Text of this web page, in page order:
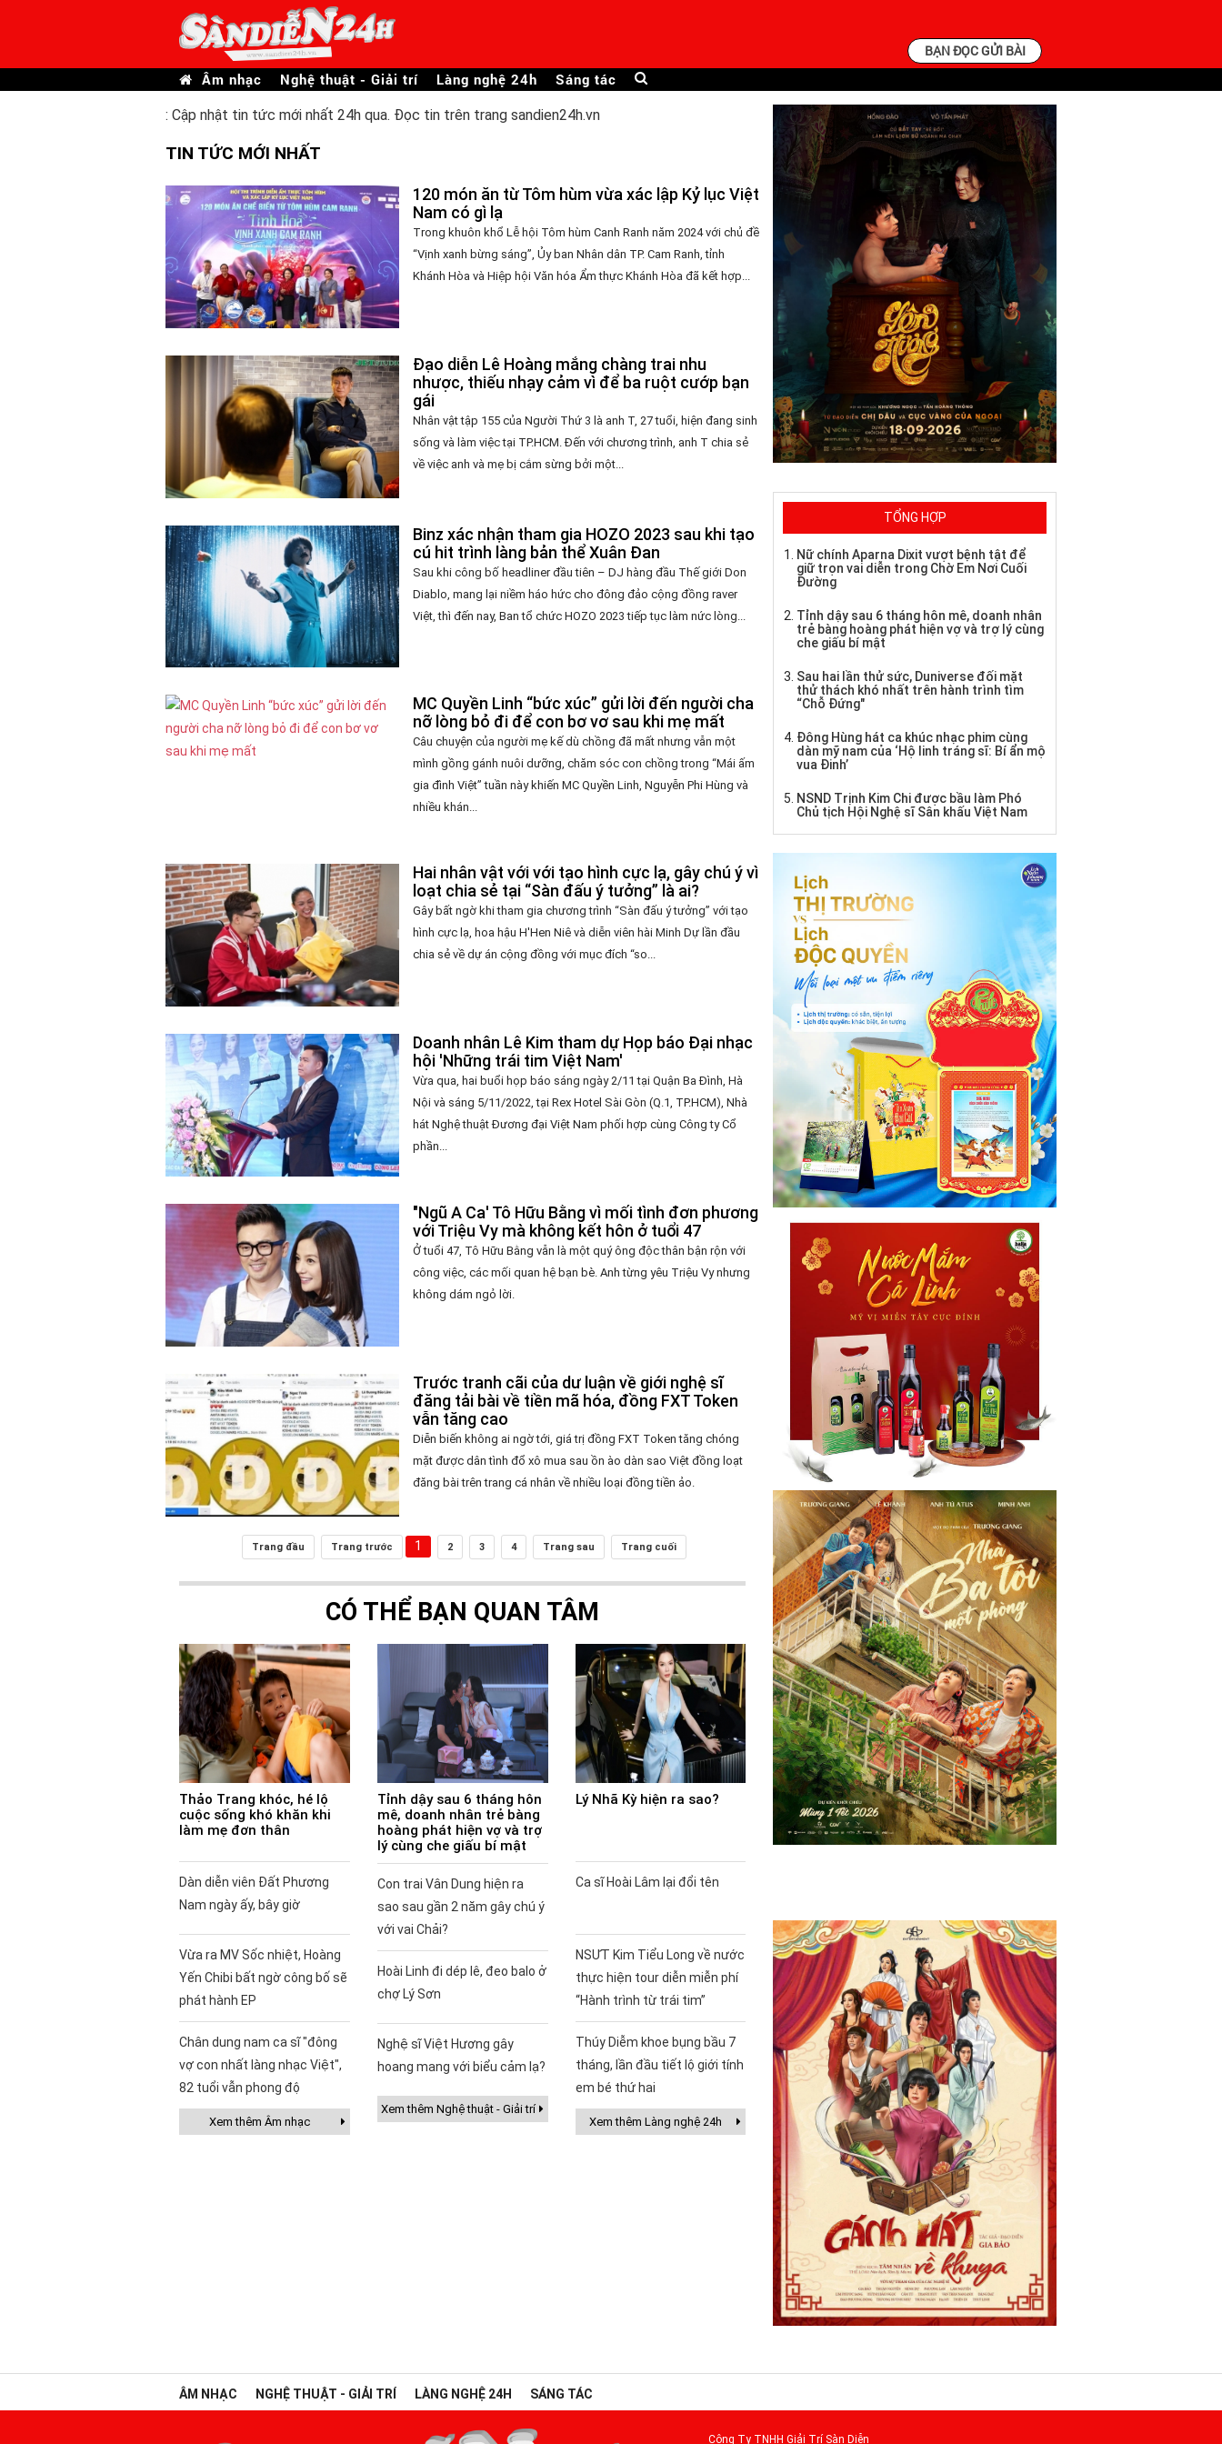
BẠN ĐỌC GỬI BÀI
Âm nhạc Nghệ thuật - Giải trí Làng nghệ 24h Sáng tác
: Cập nhật tin tức mới nhất 24h qua. Đọc tin trên trang sandien24h.vn
TIN TỨC MỚI NHẤT
120 món ăn từ Tôm hùm vừa xác lập Kỷ lục Việt
Nam có gì lạ
Trong khuôn khổ Lễ hội Tôm hùm Canh Ranh năm 2024 với chủ đề
“Vịnh xanh bừng sáng”, Ủy ban Nhân dân TP. Cam Ranh, tỉnh
Khánh Hòa và Hiệp hội Văn hóa Ẩm thực Khánh Hòa đã kết hợp...
Đạo diễn Lê Hoàng mắng chàng trai nhu
nhược, thiếu nhạy cảm vì để ba ruột cướp bạn
gái
Nhân vật tập 155 của Người Thứ 3 là anh T, 27 tuổi, hiện đang sinh
sống và làm việc tại TP.HCM. Đến với chương trình, anh T chia sẻ
về việc anh và mẹ bị cắm sừng bởi một...
Binz xác nhận tham gia HOZO 2023 sau khi tạo
cú hit trình làng bản thể Xuân Đan
Sau khi công bố headliner đầu tiên – DJ hàng đầu Thế giới Don
Diablo, mang lại niềm háo hức cho đông đảo cộng đồng raver
Việt, thì đến nay, Ban tổ chức HOZO 2023 tiếp tục làm nức lòng...
MC Quyền Linh “bức xúc” gửi lời đến người cha
nỡ lòng bỏ đi để con bơ vơ sau khi mẹ mất
Câu chuyện của người mẹ kế dù chồng đã mất nhưng vẫn một
mình gồng gánh nuôi dưỡng, chăm sóc con chồng trong “Mái ấm
gia đình Việt” tuần này khiến MC Quyền Linh, Nguyễn Phi Hùng và
nhiều khán...
Hai nhân vật với với tạo hình cực lạ, gây chú ý vì
loạt chia sẻ tại “Sàn đấu ý tưởng” là ai?
Gây bất ngờ khi tham gia chương trình “Sàn đấu ý tưởng” với tạo
hình cực lạ, hoa hậu H'Hen Niê và diễn viên hài Minh Dự lần đầu
chia sẻ về dự án cộng đồng với mục đích “so...
Doanh nhân Lê Kim tham dự Họp báo Đại nhạc
hội 'Những trái tim Việt Nam'
Vừa qua, hai buổi họp báo sáng ngày 2/11 tại Quận Ba Đình, Hà
Nội và sáng 5/11/2022, tại Rex Hotel Sài Gòn (Q.1, TP.HCM), Nhà
hát Nghệ thuật Đương đại Việt Nam phối hợp cùng Công ty Cổ
phần...
"Ngũ A Ca' Tô Hữu Bằng vì mối tình đơn phương
với Triệu Vy mà không kết hôn ở tuổi 47
Ở tuổi 47, Tô Hữu Bằng vẫn là một quý ông độc thân bận rộn với
công việc, các mối quan hệ bạn bè. Anh từng yêu Triệu Vy nhưng
không dám ngỏ lời.
Trước tranh cãi của dư luận về giới nghệ sĩ
đăng tải bài về tiền mã hóa, đồng FXT Token
vẫn tăng cao
Diễn biến không ai ngờ tới, giá trị đồng FXT Token tăng chóng
mặt được dân tình đổ xô mua sau ồn ào dàn sao Việt đồng loạt
đăng bài trên trang cá nhân về nhiều loại đồng tiền ảo.
Trang đầu Trang trước 1 2 3 4 Trang sau Trang cuối
CÓ THỂ BẠN QUAN TÂM
Thảo Trang khóc, hé lộ
cuộc sống khó khăn khi
làm mẹ đơn thân
Dàn diễn viên Đất Phương
Nam ngày ấy, bây giờ
Vừa ra MV Sốc nhiệt, Hoàng
Yến Chibi bất ngờ công bố sẽ
phát hành EP
Chân dung nam ca sĩ "đông
vợ con nhất làng nhạc Việt",
82 tuổi vẫn phong độ
Xem thêm Âm nhạc
Tỉnh dậy sau 6 tháng hôn
mê, doanh nhân trẻ bàng
hoàng phát hiện vợ và trợ
lý cùng che giấu bí mật
Con trai Vân Dung hiện ra
sao sau gần 2 năm gây chú ý
với vai Chải?
Hoài Linh đi dép lê, đeo balo ở
chợ Lý Sơn
Nghệ sĩ Việt Hương gây
hoang mang với biểu cảm lạ?
Xem thêm Nghệ thuật - Giải trí
Lý Nhã Kỳ hiện ra sao?
Ca sĩ Hoài Lâm lại đổi tên
NSƯT Kim Tiểu Long về nước
thực hiện tour diễn miễn phí
“Hành trình từ trái tim”
Thúy Diễm khoe bụng bầu 7
tháng, lần đầu tiết lộ giới tính
em bé thứ hai
Xem thêm Làng nghệ 24h
TỔNG HỢP
Nữ chính Aparna Dixit vượt bệnh tật để
giữ trọn vai diễn trong Chờ Em Nơi Cuối
Đường
Tỉnh dậy sau 6 tháng hôn mê, doanh nhân
trẻ bàng hoàng phát hiện vợ và trợ lý cùng
che giấu bí mật
Sau hai lần thử sức, Duniverse đối mặt
thử thách khó nhất trên hành trình tìm
“Chỗ Đứng"
Đông Hùng hát ca khúc nhạc phim cùng
dàn mỹ nam của ‘Hộ linh tráng sĩ: Bí ẩn mộ
vua Đinh’
NSND Trịnh Kim Chi được bầu làm Phó
Chủ tịch Hội Nghệ sĩ Sân khấu Việt Nam
ÂM NHẠC NGHỆ THUẬT - GIẢI TRÍ LÀNG NGHỆ 24H SÁNG TÁC
Công Ty TNHH Giải Trí Sàn Diễn